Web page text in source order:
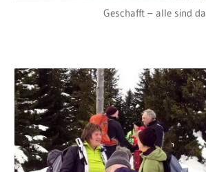
Geschafft – alle sind da